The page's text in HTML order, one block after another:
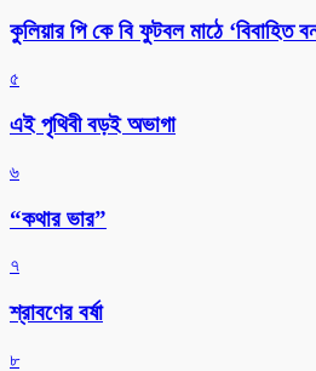
কুলিয়ার পি কে বি ফুটবল মাঠে ‘বিবাহিত
৫
এই পৃথিবী বড়ই অভাগা
৬
“কথার ভার”
৭
শ্রাবণের বর্ষা
৮